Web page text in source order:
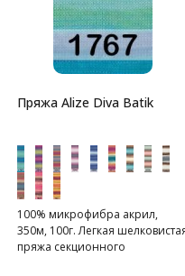
Пряжа Alize Diva Batik
100% микрофибра акрил,
350м, 100г. Легкая
пряжа секционного